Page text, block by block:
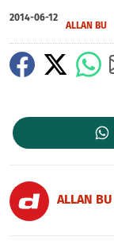
2014-06-12
ALLAN BU
ALLAN BU